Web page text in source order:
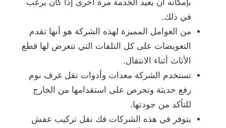
بإمكانه أن يعيد الخدمة مرة أخرى إذا كان يرغب
في ذلك.
من العوامل المميزة لهذه الشركة هو أنها تقدم
التعويضات على كل التلفات التي تتعرض لها قطع
الأثاث أثناء الانتقال.
تستخدم الشركة معدات وأدوات نقل غرف نوم
رفع حديثة وتحرص على استقدامها من الخارج
للتأكد من جودتها.
يتوفر في هذه الشركات فك نقل تركيب عفش